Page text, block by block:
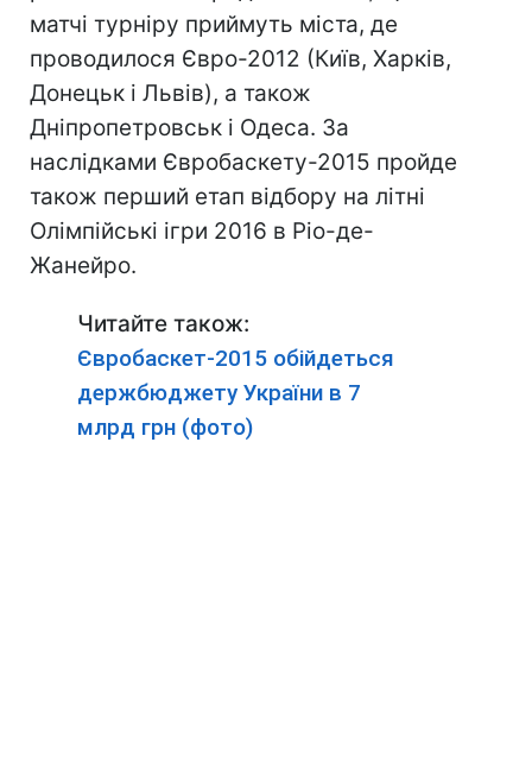
матчі турніру приймуть міста, де
проводилося Євро-2012 (Київ, Харків,
Донецьк і Львів), а також
Дніпропетровськ і Одеса. За
наслідками Євробаскету-2015 пройде
також перший етап відбору на літні
Олімпійські ігри 2016 в Ріо-де-
Жанейро.
Читайте також:
Євробаскет-2015 обійдеться
держбюджету України в 7
млрд грн (фото)